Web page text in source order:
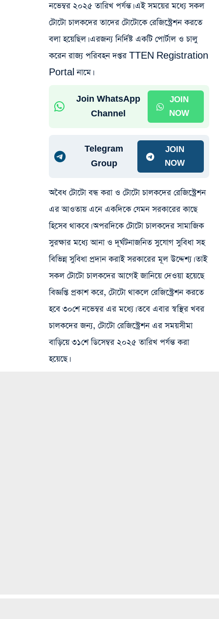
নভেম্বর ২০২৫ তারিখ পর্যন্ত। এই সময়ের মধ্যে সকল
টোটো চালকদের তাদের টোটোকে রেজিস্ট্রেশন করতে
বলা হয়েছিল। এরজন্য নির্দিষ্ট একটি পোর্টাল ও চালু
করেন রাজ্য পরিবহন দপ্তর TTEN Registration
Portal নামে।
Join WhatsApp
Channel
JOIN
NOW
Telegram
Group
JOIN
NOW
অবৈধ টোটো বন্ধ করা ও টোটো চালকদের রেজিস্ট্রেশন
এর আওতায় এনে একদিকে যেমন সরকারের কাছে
হিসেব থাকবে। অপরদিকে টোটো চালকদের সামাজিক
সুরক্ষার মধ্যে আনা ও দূর্ঘটনাজনিত সুযোগ সুবিধা সহ
বিভিন্ন সুবিধা প্রদান করাই সরকারের মূল উদ্দেশ্য। তাই
সকল টোটো চালকদের আগেই জানিয়ে দেওয়া হয়েছে
বিজ্ঞপ্তি প্রকাশ করে, টোটো থাকলে রেজিস্ট্রেশন করতে
হবে ৩০শে নভেম্বর এর মধ্যে। তবে এবার স্বস্থির খবর
চালকদের জন্য, টোটো রেজিস্ট্রেশন এর সময়সীমা
বাড়িয়ে ৩১শে ডিসেম্বর ২০২৫ তারিখ পর্যন্ত করা
হয়েছে।